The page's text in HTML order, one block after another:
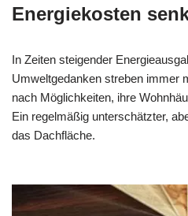
Energiekosten
In Zeiten steigender
Umweltgedanken streben immer
nach Möglichkeiten, ihre
Ein regelmäßig unterschätzter,
das Dachfläche.